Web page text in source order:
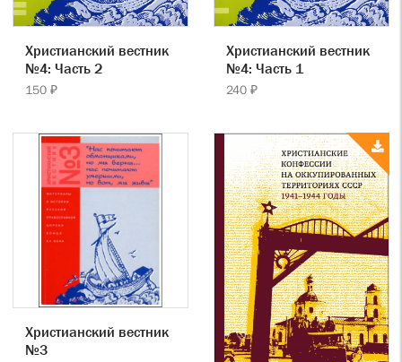
Христианский вестник
№4: Часть 2
150 ₽
Христианский вестник
№4: Часть 1
240 ₽
Христианский вестник
№3